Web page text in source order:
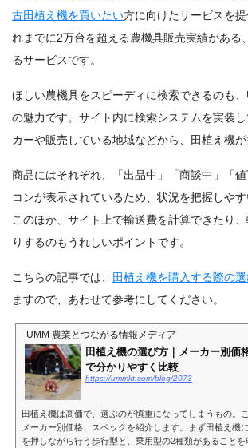
古田植え機を買いたい方に向けたサービスを
れまでに2万台を超える農機具販売実績がある
るサービスです。
ほしい農機具をスピーディに検索できるのも
の魅力です。サイト内に検索システムを実装
カーや販売している地域などから、田植え機が
商品にはそれぞれ、「出品中」「商談中」「
コンが表示されているため、状況を把握しやす
このほか、サイト上で輸送費を計算できたり
りするのもうれしいポイントです。
こちらの記事では、 田植え機を購入する際の
ますので、あわせて参考にしてください。
UMM 農業とつながる情報メディア
田植え機の選び方｜メーカー別価
で分かりやすく比較
https://ummkt.com/blog/2073
田植え機は高価で、選ぶのが慎重になってしまうもの。
メーカー別価格、スペックを紹介します。まず田植え機
を押しながら行う歩行型と、乗用型の2種類があること